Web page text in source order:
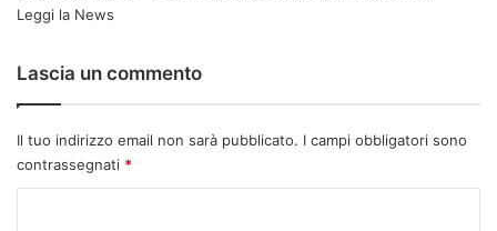
Leggi la News
Lascia un commento
Il tuo indirizzo email non sarà pubblicato. I campi obbligatori sono
contrassegnati *